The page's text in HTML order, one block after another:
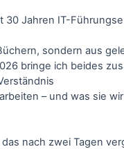
30 Jahren IT-
sondern aus
bringe ich beides
– und was sie
nach zwei Tagen